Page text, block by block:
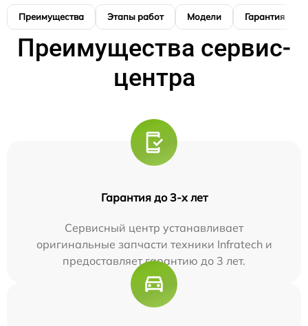
Преимущества Этапы работ Модели Гарантия
Преимущества сервис-
центра
Гарантия до 3-х лет
Сервисный центр устанавливает
оригинальные запчасти техники Infratech и
предоставляет гарантию до 3 лет.